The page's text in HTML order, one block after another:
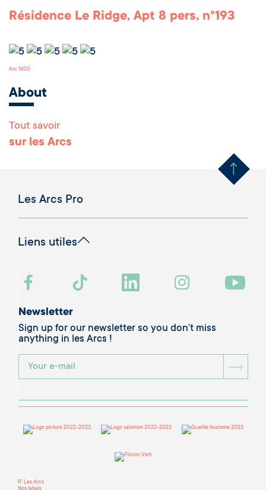
Résidence Le Ridge, Apt 8 pers, n°193
Arc 1600
About
Tout savoir
sur les Arcs Remonter
Les Arcs Pro
Liens utiles
Newsletter
Sign up for our newsletter so you don’t miss
anything in les Arcs !
R' Les Arcs